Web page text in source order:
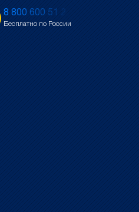
8 800 600 5 1 2
Бесплатно по России